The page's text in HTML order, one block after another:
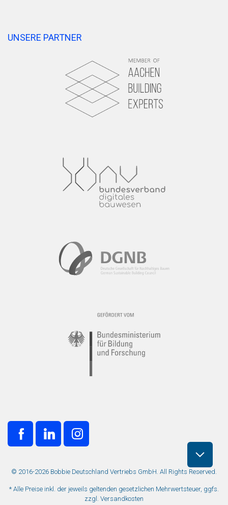
UNSERE PARTNER
© 2016-2026 Bobbie Deutschland Vertriebs GmbH. All Rights Reserved.
* Alle Preise inkl. der jeweils geltenden gesetzlichen Mehrwertsteuer, ggfs.
zzgl. Versandkosten